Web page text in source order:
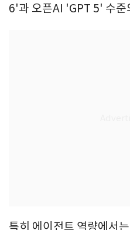
6'과 오픈AI 'GPT 5' 수준
특히 에이전트 역량에서